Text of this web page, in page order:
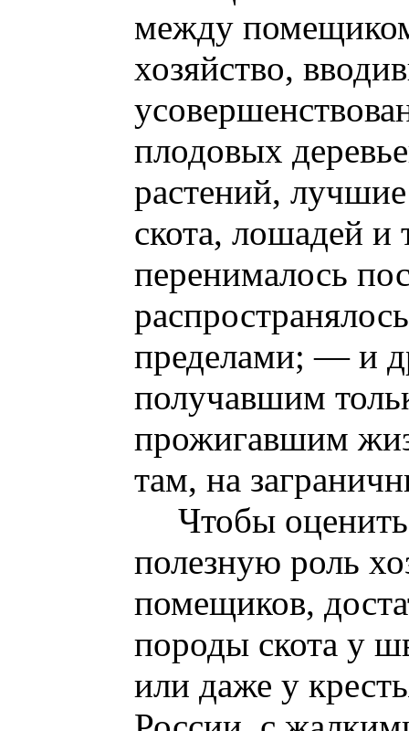
между
хозяйство,
плодовых
растений,
скота, лошадей и
перенималось
пределами; — и
получавшим
прожигавшим
там, на
Чтобы
полезную роль
помещиков,
породы скота у
или даже у